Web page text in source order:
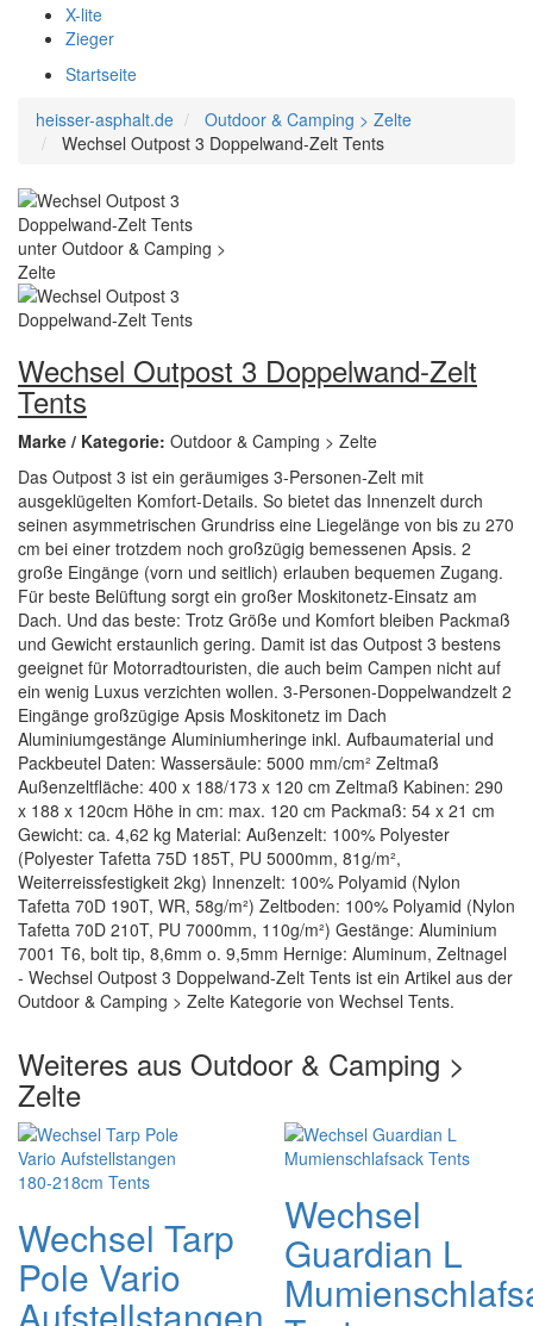
X-lite
Zieger
Startseite
heisser-asphalt.de
Outdoor & Camping > Zelte
Wechsel Outpost 3 Doppelwand-Zelt Tents
Wechsel Outpost 3 Doppelwand-Zelt
Tents
Marke / Kategorie: Outdoor & Camping > Zelte
Das Outpost 3 ist ein geräumiges 3-Personen-Zelt mit
ausgeklügelten Komfort-Details. So bietet das Innenzelt durch
seinen asymmetrischen Grundriss eine Liegelänge von bis zu 270
cm bei einer trotzdem noch großzügig bemessenen Apsis. 2
große Eingänge (vorn und seitlich) erlauben bequemen Zugang.
Für beste Belüftung sorgt ein großer Moskitonetz-Einsatz am
Dach. Und das beste: Trotz Größe und Komfort bleiben Packmaß
und Gewicht erstaunlich gering. Damit ist das Outpost 3 bestens
geeignet für Motorradtouristen, die auch beim Campen nicht auf
ein wenig Luxus verzichten wollen. 3-Personen-Doppelwandzelt 2
Eingänge großzügige Apsis Moskitonetz im Dach
Aluminiumgestänge Aluminiumheringe inkl. Aufbaumaterial und
Packbeutel Daten: Wassersäule: 5000 mm/cm² Zeltmaß
Außenzeltfläche: 400 x 188/173 x 120 cm Zeltmaß Kabinen: 290
x 188 x 120cm Höhe in cm: max. 120 cm Packmaß: 54 x 21 cm
Gewicht: ca. 4,62 kg Material: Außenzelt: 100% Polyester
(Polyester Tafetta 75D 185T, PU 5000mm, 81g/m²,
Weiterreissfestigkeit 2kg) Innenzelt: 100% Polyamid (Nylon
Tafetta 70D 190T, WR, 58g/m²) Zeltboden: 100% Polyamid (Nylon
Tafetta 70D 210T, PU 7000mm, 110g/m²) Gestänge: Aluminium
7001 T6, bolt tip, 8,6mm o. 9,5mm Hernige: Aluminum, Zeltnagel
- Wechsel Outpost 3 Doppelwand-Zelt Tents ist ein Artikel aus der
Outdoor & Camping > Zelte Kategorie von Wechsel Tents.
Weiteres aus Outdoor & Camping >
Zelte
Wechsel Tarp
Pole Vario
Wechsel
Guardian L